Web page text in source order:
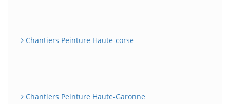
Chantiers Peinture Haute-corse
Chantiers Peinture Haute-Garonne